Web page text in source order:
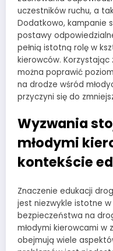
uczestników ruchu, a
Dodatkowo, kampanie
postawy
pełnią istotną rolę w
kierowców.
można poprawić
na drodze wśród
przyczyni się do
Wyzwania
młodymi
kontekście
Znaczenie edukacji
jest niezwykle istotne
bezpieczeństwa na
młodymi kierowcami w
obejmują wiele